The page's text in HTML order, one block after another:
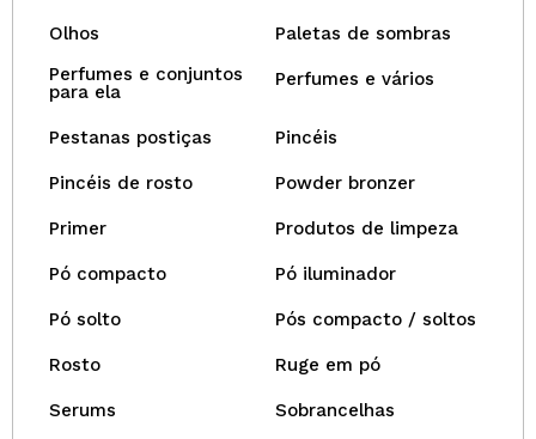
Olhos
Paletas de sombras
Perfumes e conjuntos
para ela
Perfumes e vários
Pestanas postiças Pincéis
Pincéis de rosto Powder bronzer
Primer Produtos de limpeza
Pó compacto Pó iluminador
Pó solto Pós compacto / soltos
Rosto Ruge em pó
Serums
Sobrancelhas